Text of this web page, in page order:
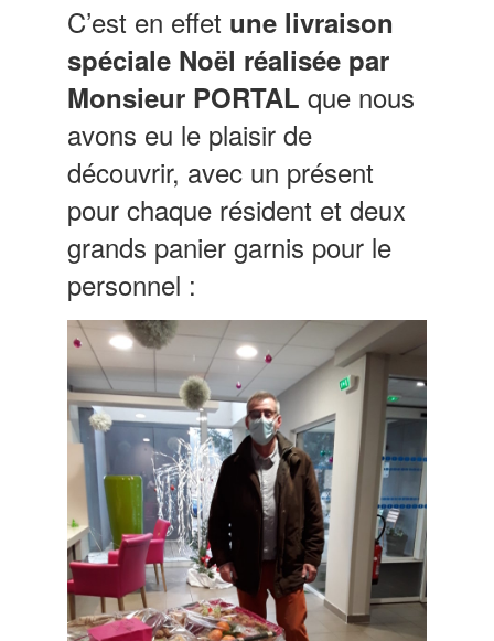
C’est en effet une livraison
spéciale Noël réalisée par
Monsieur PORTAL que nous
avons eu le plaisir de
découvrir, avec un présent
pour chaque résident et deux
grands panier garnis pour le
personnel :